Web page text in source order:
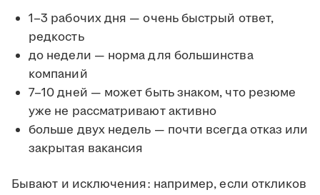
1–3 рабочих дня — очень быстрый ответ,
редкость
до недели — норма для большинства
компаний
7–10 дней — может быть знаком, что резюме
уже не рассматривают активно
больше двух недель — почти всегда отказ или
закрытая вакансия
Бывают и исключения: например, если откликов